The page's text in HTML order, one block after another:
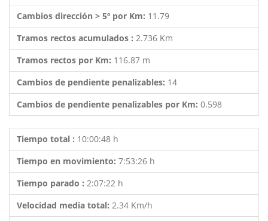
Cambios dirección > 5º por Km: 11.79
Tramos rectos acumulados : 2.736 Km
Tramos rectos por Km: 116.87 m
Cambios de pendiente penalizables: 14
Cambios de pendiente penalizables por Km: 0.598
Tiempo total : 10:00:48 h
Tiempo en movimiento: 7:53:26 h
Tiempo parado : 2:07:22 h
Velocidad media total: 2.34 Km/h